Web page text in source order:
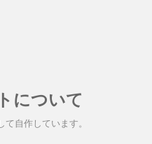
について
自作しています。